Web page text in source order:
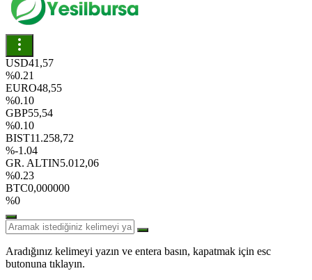
USD41,57
%0.21
EURO48,55
%0.10
GBP55,54
%0.10
BIST11.258,72
%-1.04
GR. ALTIN5.012,06
%0.23
BTC0,000000
%0
Aradığınız kelimeyi yazın ve entera basın, kapatmak için esc
butonuna tıklayın.